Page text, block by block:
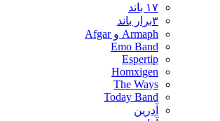
۱۷ باند
۳برار باند
Armaph و Afgar
Emo Band
Espertip
Homxigen
The Ways
Today Band
آدرین